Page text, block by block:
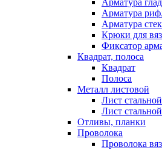
Арматура
Арматура
Арматура
Крюки для
Фиксатор
Квадрат, полоса
Квадрат
Полоса
Металл листовой
Лист стальной
Лист
Отливы, планки
Проволока
Проволока